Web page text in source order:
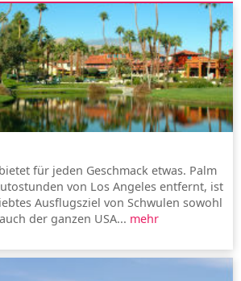
für jeden Geschmack etwas. Palm
von Los Angeles entfernt, ist
Ausflugsziel von Schwulen sowohl
der ganzen USA... mehr